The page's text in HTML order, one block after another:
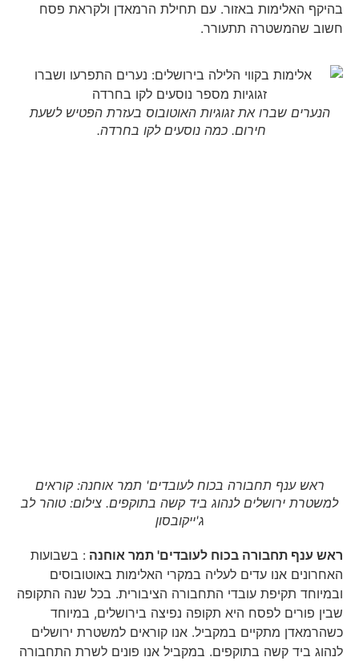
בהיקף האלימות באזור. עם תחילת הרמאדן ולקראת פסח
חשוב שהמשטרה תתעורר.
הנערים שברו את זגוגיות האוטובוס בעזרת הפטיש לשעת
חירום. כמה נוסעים לקו בחרדה.
ראש ענף תחבורה בכוח לעובדים' תמר אוחנה: קוראים
למשטרת ירושלים לנהוג ביד קשה בתוקפים. צילום: טוהר לב
ג'ייקובסון
ראש ענף תחבורה בכוח לעובדים' תמר אוחנה : בשבועות
האחרונים אנו עדים לעליה במקרי האלימות באוטובוסים
ובמיוחד תקיפת עובדי התחבורה הציבורית. בכל שנה התקופה
שבין פורים לפסח היא תקופה נפיצה בירושלים, במיוחד
כשהרמאדן מתקיים במקביל. אנו קוראים למשטרת ירושלים
לנהוג ביד קשה בתוקפים. במקביל אנו פונים לשרת התחבורה